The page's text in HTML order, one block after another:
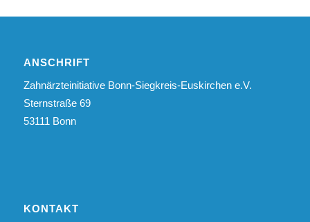
ANSCHRIFT
Zahnärzteinitiative Bonn-Siegkreis-Euskirchen e.V.
Sternstraße 69
53111 Bonn
KONTAKT